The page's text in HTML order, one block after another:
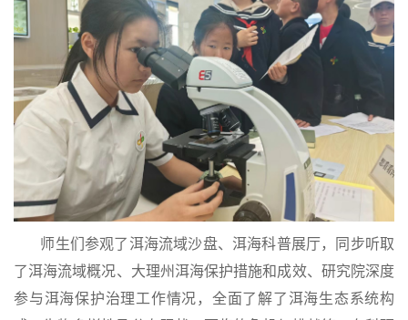
师生们参观了洱海流域沙盘、洱海科普展厅，同步听取
了洱海流域概况、大理州洱海保护措施和成效、研究院深度
参与洱海保护治理工作情况，全面了解了洱海生态系统构